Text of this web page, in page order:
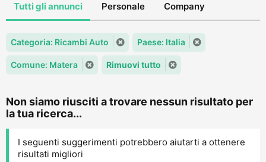
Tutti gli annunci Personale Company
Categoria: Ricambi Auto Paese: Italia
Comune: Matera Rimuovi tutto
Non siamo riusciti a trovare nessun risultato per
la tua ricerca...
I seguenti suggerimenti potrebbero aiutarti a ottenere
risultati migliori